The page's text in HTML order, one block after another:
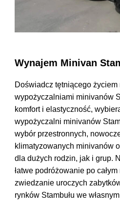
Wynajem Minivan
Doświadcz tętniącego życiem
wypożyczalniami minivanów
komfort i elastyczność,
wypożyczalni minivanów
wybór przestronnych,
klimatyzowanych minivanów
dla dużych rodzin, jak i grup.
łatwe podróżowanie po
zwiedzanie uroczych
rynków Stambułu we